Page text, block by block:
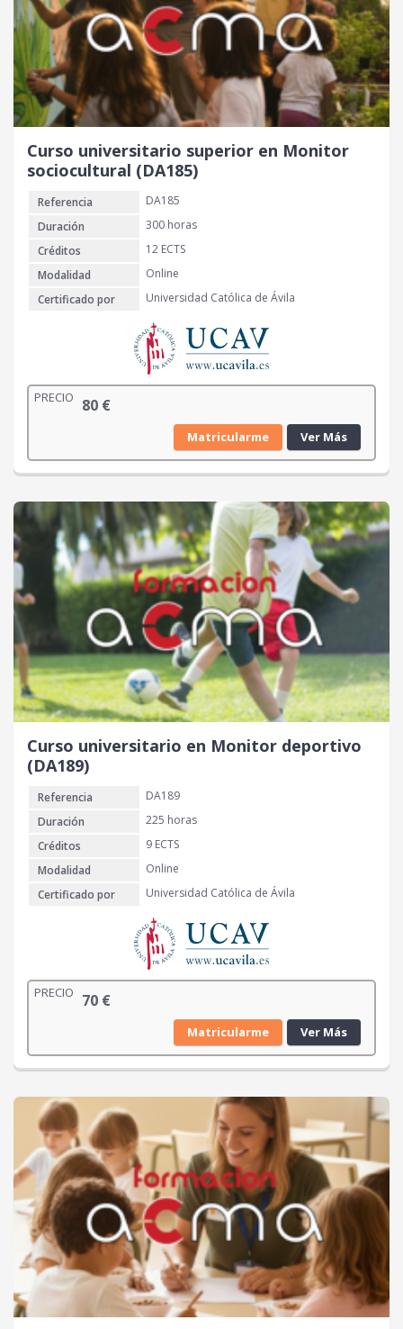
Curso universitario superior en Monitor
sociocultural (DA185)
Referencia
DA185
Duración
300 horas
Créditos
12 ECTS
Modalidad
Online
Certificado por
Universidad Católica de Ávila
PRECIO 80 €
Matricularme Ver Más
Curso universitario en Monitor deportivo
(DA189)
Referencia
DA189
Duración
225 horas
Créditos
9 ECTS
Modalidad
Online
Certificado por
Universidad Católica de Ávila
PRECIO 70 €
Matricularme Ver Más